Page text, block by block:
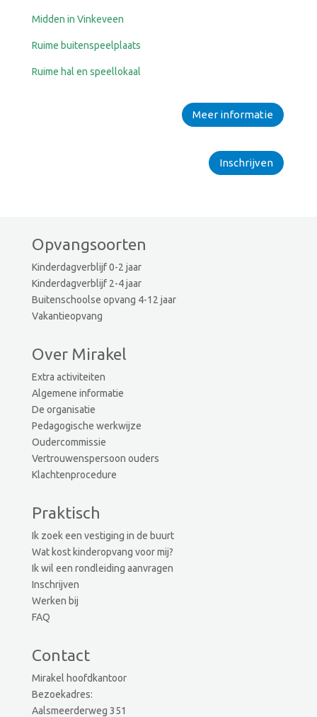
Midden in Vinkeveen
Ruime buitenspeelplaats
Ruime hal en speellokaal
Meer informatie
Inschrijven
Opvangsoorten
Kinderdagverblijf 0-2 jaar
Kinderdagverblijf 2-4 jaar
Buitenschoolse opvang 4-12 jaar
Vakantieopvang
Over Mirakel
Extra activiteiten
Algemene informatie
De organisatie
Pedagogische werkwijze
Oudercommissie
Vertrouwenspersoon ouders
Klachtenprocedure
Praktisch
Ik zoek een vestiging in de buurt
Wat kost kinderopvang voor mij?
Ik wil een rondleiding aanvragen
Inschrijven
Werken bij
FAQ
Contact
Mirakel hoofdkantoor
Bezoekadres:
Aalsmeerderweg 351